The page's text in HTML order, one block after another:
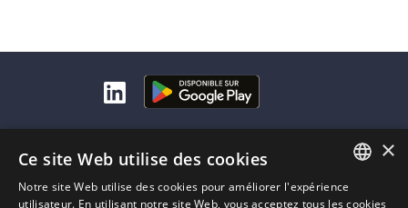
À propos de Lingvist
Contactez-nous
ENGLISH
×
Ce site Web utilise des cookies
Notre site Web utilise des cookies pour améliorer l'expérience
utilisateur. En utilisant notre site Web, vous acceptez tous les cookies